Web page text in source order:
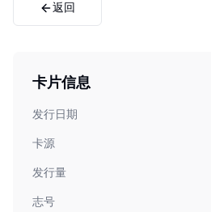
返回
卡片信息
发行日期
卡源
发行量
志号